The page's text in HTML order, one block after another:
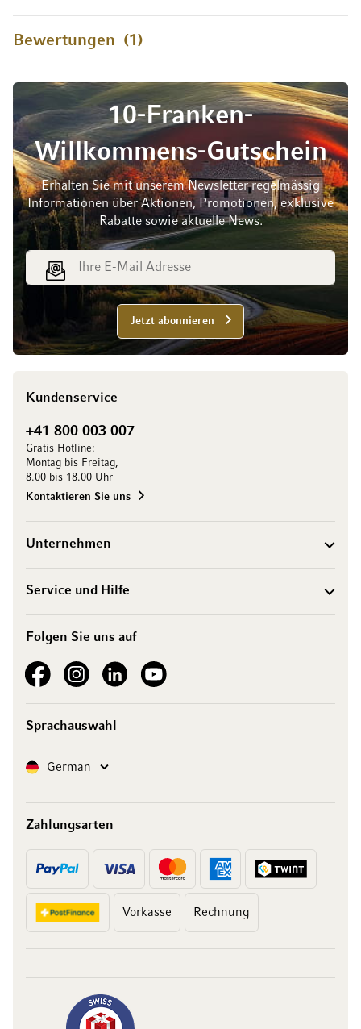
Bewertungen 1
10-Franken-
Willkommens-Gutschein
Erhalten Sie mit unserem Newsletter regelmässig
Informationen über Aktionen, Promotionen, exklusive
Rabatte sowie aktuelle News.
E-Mail Adresse
Jetzt abonnieren
Kundenservice
+41 800 003 007
Gratis Hotline:
Montag bis Freitag,
8.00 bis 18.00 Uhr
Kontaktieren Sie uns
Unternehmen
Service und Hilfe
Folgen Sie uns auf
See our FacebookSee our Instagram account
See our LinkedInSee our YouTube channel
Sprachauswahl
SpracheGerman
Zahlungsarten
Vorkasse Rechnung